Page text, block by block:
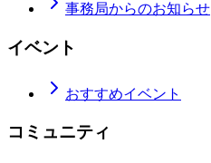
事務局からのお知らせ
イベント
おすすめイベント
コミュニティ